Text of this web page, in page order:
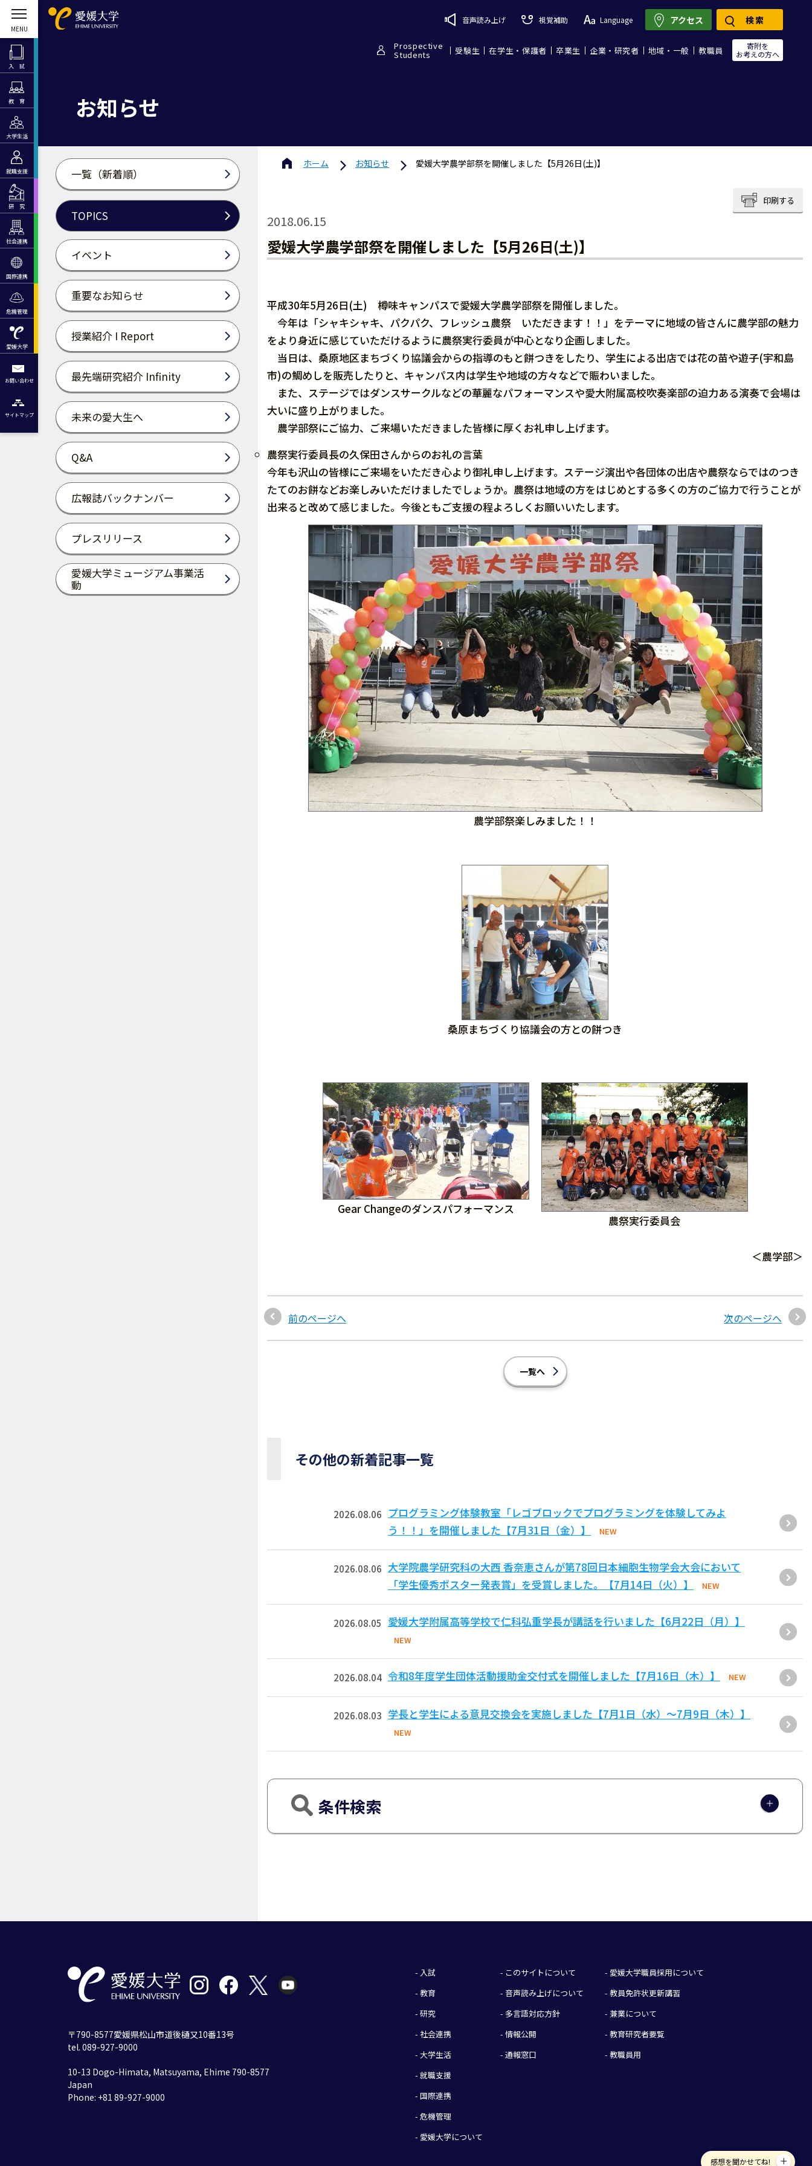
入 試
教 育
大学生活
就職支援
研 究
社会連携
国際連携
危機管理
愛媛大学
お問い合わせ
サイトマップ
音声読み上げ 視覚補助 Language
Prospective
Students 受験生 在学生・保護者 卒業生 企業・研究者 地域・一般 教職員
寄附を
お考えの方へ
アクセス 検索
お知らせ
一覧（新着順）
TOPICS
イベント
重要なお知らせ
授業紹介 I Report
最先端研究紹介 Infinity
未来の愛大生へ
Q&A
広報誌バックナンバー
プレスリリース
愛媛大学ミュージアム事業活
動
ホーム お知らせ 愛媛大学農学部祭を開催しました【5月26日(土)】
印刷する
2018.06.15
愛媛大学農学部祭を開催しました【5月26日(土)】
平成30年5月26日(土) 樽味キャンパスで愛媛大学農学部祭を開催しました。
今年は「シャキシャキ、パクパク、フレッシュ農祭 いただきます！！」をテーマに地域の皆さんに農学部の魅力
をより身近に感じていただけるように農祭実行委員が中心となり企画しました。
当日は、桑原地区まちづくり協議会からの指導のもと餅つきをしたり、学生による出店では花の苗や遊子(宇和島
市)の鯛めしを販売したりと、キャンパス内は学生や地域の方々などで賑わいました。
また、ステージではダンスサークルなどの華麗なパフォーマンスや愛大附属高校吹奏楽部の迫力ある演奏で会場は
大いに盛り上がりました。
農学部祭にご協力、ご来場いただきました皆様に厚くお礼申し上げます。
農祭実行委員長の久保田さんからのお礼の言葉
今年も沢山の皆様にご来場をいただき心より御礼申し上げます。ステージ演出や各団体の出店や農祭ならではのつき
たてのお餅などお楽しみいただけましたでしょうか。農祭は地域の方をはじめとする多くの方のご協力で行うことが
出来ると改めて感じました。今後ともご支援の程よろしくお願いいたします。
農学部祭楽しみました！！
桑原まちづくり協議会の方との餅つき
Gear Changeのダンスパフォーマンス
農祭実行委員会
＜農学部＞
前のページへ 次のページへ
一覧へ
その他の新着記事一覧
2026.08.06
プログラミング体験教室「レゴブロックでプログラミングを体験してみよ
う！！」を開催しました【7月31日（金）】
NEW
2026.08.06 大学院農学研究科の大西 香奈恵さんが第78回日本細胞生物学会大会において
「学生優秀ポスター発表賞」を受賞しました。【7月14日（火）】
NEW
2026.08.05 愛媛大学附属高等学校で仁科弘重学長が講話を行いました【6月22日（月）】
NEW
2026.08.04 令和8年度学生団体活動援助金交付式を開催しました【7月16日（木）】 NEW
2026.08.03 学長と学生による意見交換会を実施しました【7月1日（水）～7月9日（木）】
NEW
条件検索
感想を聞かせてね!
- 入試
- 教育
- 研究
- 社会連携
- 大学生活
- 就職支援
- 国際連携
- 危機管理
- 愛媛大学について
- このサイトについて
- 音声読み上げについて
- 多言語対応方針
- 情報公開
- 通報窓口
- 愛媛大学職員採用について
- 教員免許状更新講習
- 兼業について
- 教育研究者要覧
- 教職員用
〒790-8577愛媛県松山市道後樋又10番13号
tel. 089-927-9000
10-13 Dogo-Himata, Matsuyama, Ehime 790-8577
Japan
Phone: +81 89-927-9000